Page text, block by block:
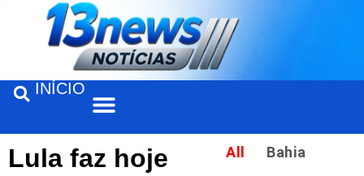
INÍCIO
Lula faz hoje
All Bahia